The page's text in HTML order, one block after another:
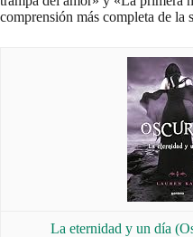
comprensión más completa de la
La eternidad y un día